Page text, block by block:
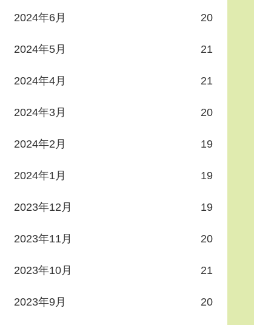
2024年6月 20
2024年5月 21
2024年4月 21
2024年3月 20
2024年2月 19
2024年1月 19
2023年12月 19
2023年11月 20
2023年10月 21
2023年9月 20